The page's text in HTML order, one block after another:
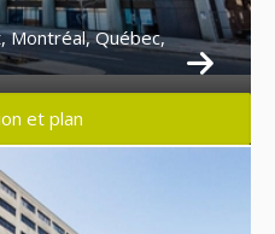
Montréal, Québec,
et plan